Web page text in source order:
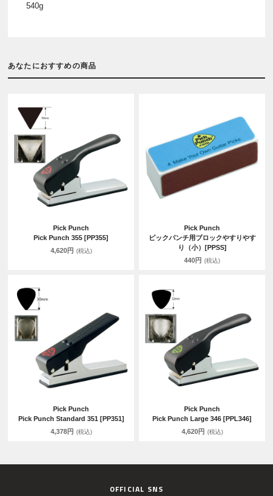
540g
あなたにおすすめの商品
Pick Punch
Pick Punch 355 [PP355]
4,620円 (税込)
Pick Punch
ピックパンチ用ブロックやすりやす
り（小）[PPSS]
440円 (税込)
Pick Punch
Pick Punch Standard 351 [PP351]
4,378円 (税込)
Pick Punch
Pick Punch Large 346 [PPL346]
4,620円 (税込)
OFFICIAL SNS